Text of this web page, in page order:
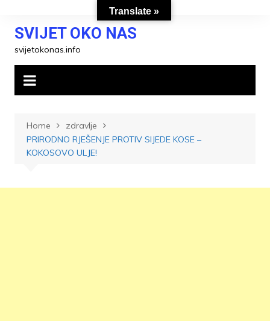
contentSVIJET OKO NAS
svijetokonas.info
Home
zdravlje
PRIRODNO RJEŠENJE PROTIV SIJEDE KOSE –
KOKOSOVO ULJE!
Translate »